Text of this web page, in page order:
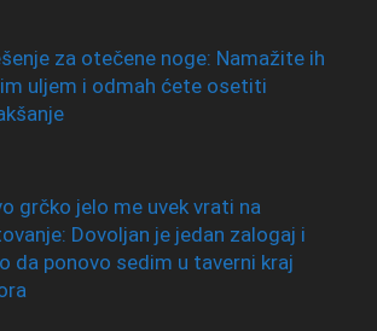
za otečene noge: Namažite ih
uljem i odmah ćete osetiti
grčko jelo me uvek vrati na
Dovoljan je jedan zalogaj i
da ponovo sedim u taverni kraj